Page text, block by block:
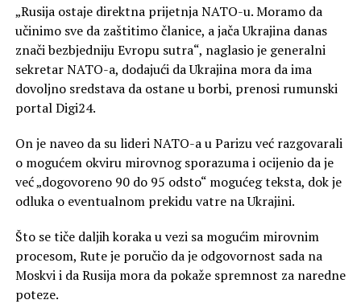
„Rusija ostaje direktna prijetnja NATO-u. Moramo da
učinimo sve da zaštitimo članice, a jača Ukrajina danas
znači bezbjedniju Evropu sutra“, naglasio je generalni
sekretar NATO-a, dodajući da Ukrajina mora da ima
dovoljno sredstava da ostane u borbi, prenosi rumunski
portal Digi24.
On je naveo da su lideri NATO-a u Parizu već razgovarali
o mogućem okviru mirovnog sporazuma i ocijenio da je
već „dogovoreno 90 do 95 odsto“ mogućeg teksta, dok je
odluka o eventualnom prekidu vatre na Ukrajini.
Što se tiče daljih koraka u vezi sa mogućim mirovnim
procesom, Rute je poručio da je odgovornost sada na
Moskvi i da Rusija mora da pokaže spremnost za naredne
poteze.